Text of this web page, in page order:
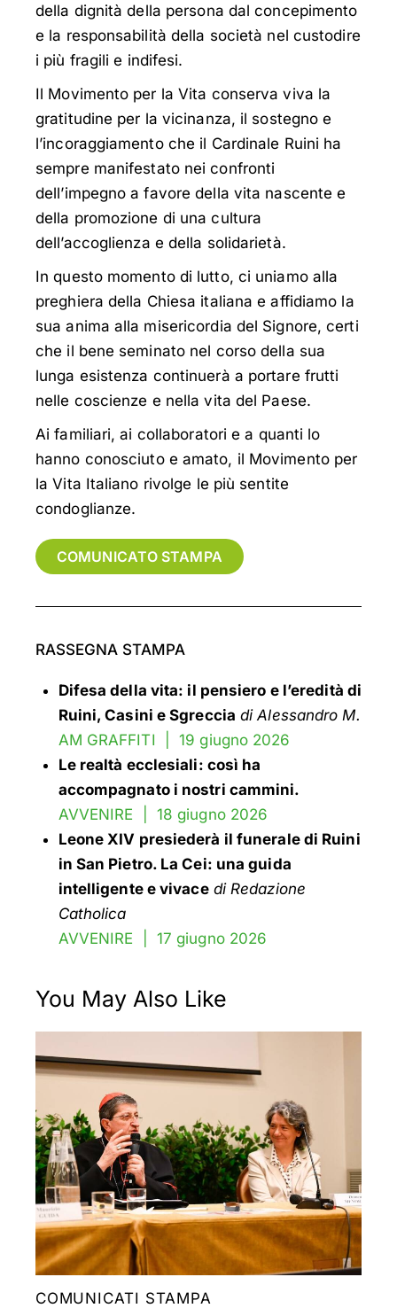
della dignità della persona dal concepimento
e la responsabilità della società nel custodire
i più fragili e indifesi.
Il Movimento per la Vita conserva viva la
gratitudine per la vicinanza, il sostegno e
l’incoraggiamento che il Cardinale Ruini ha
sempre manifestato nei confronti
dell’impegno a favore della vita nascente e
della promozione di una cultura
dell’accoglienza e della solidarietà.
In questo momento di lutto, ci uniamo alla
preghiera della Chiesa italiana e affidiamo la
sua anima alla misericordia del Signore, certi
che il bene seminato nel corso della sua
lunga esistenza continuerà a portare frutti
nelle coscienze e nella vita del Paese.
Ai familiari, ai collaboratori e a quanti lo
hanno conosciuto e amato, il Movimento per
la Vita Italiano rivolge le più sentite
condoglianze.
COMUNICATO STAMPA
RASSEGNA STAMPA
Difesa della vita: il pensiero e l’eredità di
Ruini, Casini e Sgreccia di Alessandro M.
AM GRAFFITI | 19 giugno 2026
Le realtà ecclesiali: così ha
accompagnato i nostri cammini.
AVVENIRE | 18 giugno 2026
Leone XIV presiederà il funerale di Ruini
in San Pietro. La Cei: una guida
intelligente e vivace di Redazione
Catholica
AVVENIRE | 17 giugno 2026
You May Also Like
COMUNICATI STAMPA